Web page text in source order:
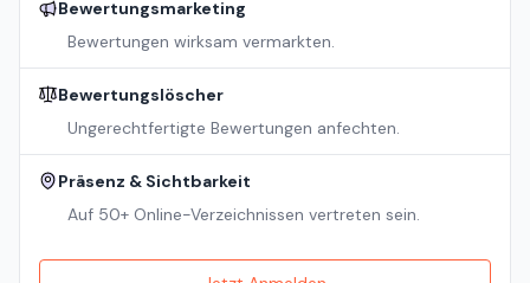
Bewertungsmarketing
Bewertungen wirksam vermarkten.
Bewertungslöscher
Ungerechtfertigte Bewertungen anfechten.
Präsenz & Sichtbarkeit
Auf 50+ Online-Verzeichnissen vertreten sein.